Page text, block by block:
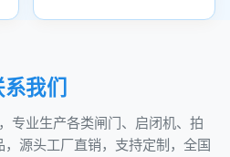
我们
专业生产各类闸门、启闭机、拍
源头工厂直销，支持定制，全国